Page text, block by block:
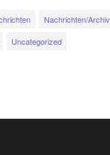
Nachrichten/Archiv
Uncategorized